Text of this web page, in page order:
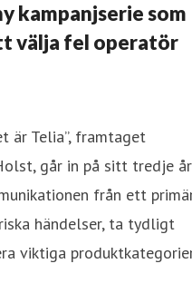
kampanjserie som
välja fel operatör
är Telia”, framtaget
går in på sitt tredje
från ett
händelser, ta tydligt
viktiga